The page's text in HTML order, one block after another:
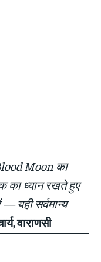
Moon का
का ध्यान रखते हुए
यही सर्वमान्य
वाराणसी